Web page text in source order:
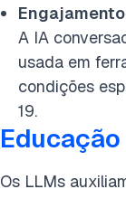
A IA
usada em
condições
19.
Educação
Os LLMs